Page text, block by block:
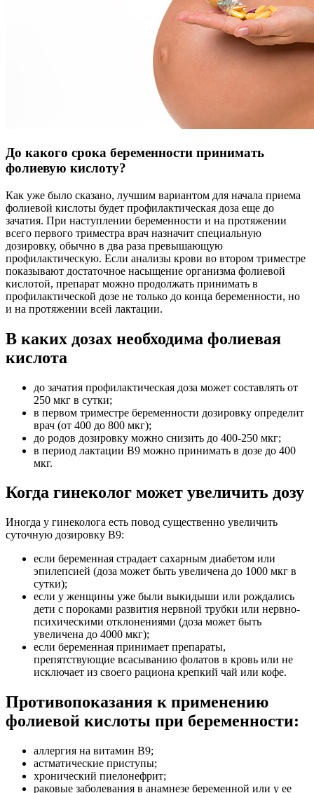
До какого срока беременности принимать
фолиевую кислоту?
Как уже было сказано, лучшим вариантом для начала приема
фолиевой кислоты будет профилактическая доза еще до
зачатия. При наступлении беременности и на протяжении
всего первого триместра врач назначит специальную
дозировку, обычно в два раза превышающую
профилактическую. Если анализы крови во втором триместре
показывают достаточное насыщение организма фолиевой
кислотой, препарат можно продолжать принимать в
профилактической дозе не только до конца беременности, но
и на протяжении всей лактации.
В каких дозах необходима фолиевая
кислота
до зачатия профилактическая доза может составлять от
250 мкг в сутки;
в первом триместре беременности дозировку определит
врач (от 400 до 800 мкг);
до родов дозировку можно снизить до 400-250 мкг;
в период лактации В9 можно принимать в дозе до 400
мкг.
Когда гинеколог может увеличить дозу
Иногда у гинеколога есть повод существенно увеличить
суточную дозировку В9:
если беременная страдает сахарным диабетом или
эпилепсией (доза может быть увеличена до 1000 мкг в
сутки);
если у женщины уже были выкидыши или рождались
дети с пороками развития нервной трубки или нервно-
психическими отклонениями (доза может быть
увеличена до 4000 мкг);
если беременная принимает препараты,
препятствующие всасыванию фолатов в кровь или не
исключает из своего рациона крепкий чай или кофе.
Противопоказания к применению
фолиевой кислоты при беременности:
аллергия на витамин В9;
астматические приступы;
хронический пиелонефрит;
раковые заболевания в анамнезе беременной или у ее